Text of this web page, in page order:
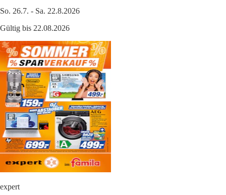
So. 26.7. - Sa. 22.8.2026
Gültig bis 22.08.2026
expert